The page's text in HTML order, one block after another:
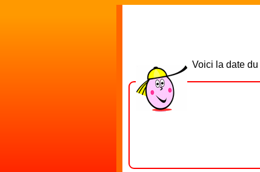
Voici la date du